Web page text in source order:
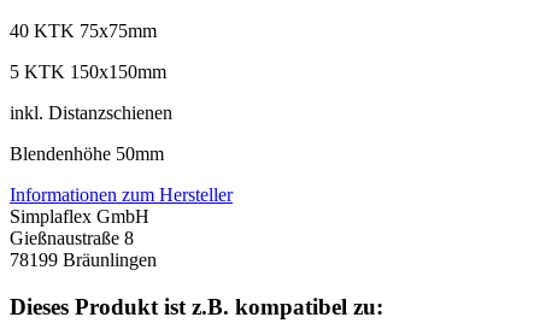
40 KTK 75x75mm
5 KTK 150x150mm
inkl. Distanzschienen
Blendenhöhe 50mm
Informationen zum Hersteller
Simplaflex GmbH
Gießnaustraße 8
78199 Bräunlingen
Dieses Produkt ist z.B. kompatibel zu: